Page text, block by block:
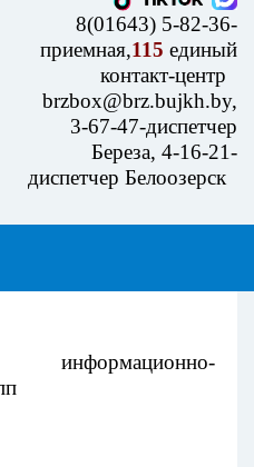
8(01643) 5-82-36-
приемная,115 единый
контакт-центр
brzbox@brz.bujkh.by,
3-67-47-диспетчер
Береза, 4-16-21-
диспетчер Белоозерск